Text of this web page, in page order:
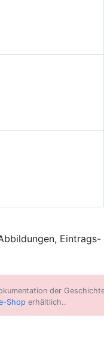
Eintrags-
der
Shop erhältlich..